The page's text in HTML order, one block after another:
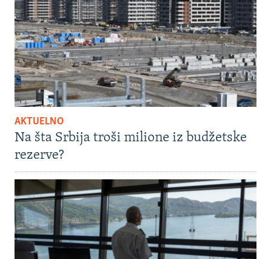
AKTUELNO
Na šta Srbija troši milione iz budžetske
rezerve?